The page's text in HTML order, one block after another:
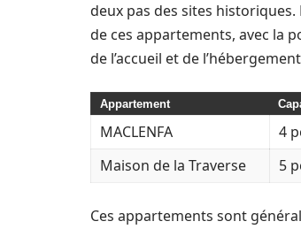
deux pas des sites
de ces appartements, avec la
de l’accueil et de
Appartement
MACLENFA 4
Maison de la Traverse
5
Ces appartements sont